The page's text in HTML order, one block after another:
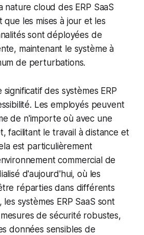
nature cloud des ERP SaaS
que les mises à jour et les
sont déployées de
maintenant le système à
de perturbations.
des systèmes ERP
Les employés peuvent
de n'importe où avec une
facilitant le travail à distance et
est particulièrement
commercial de
d'aujourd'hui, où les
réparties dans différents
systèmes ERP SaaS sont
de sécurité robustes,
données sensibles de